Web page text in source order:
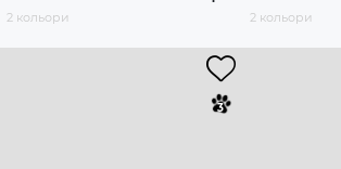
2 кольори
2 кольори